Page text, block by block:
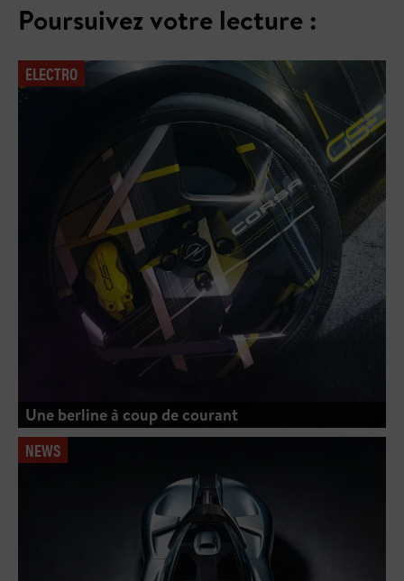
Poursuivez votre lecture :
ELECTRO
Une berline à coup de courant
NEWS